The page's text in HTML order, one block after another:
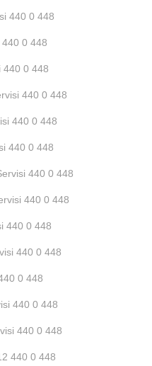
440 0 448
0 448
440 0 448
440 0 448
440 0 448
440 0 448
440 0 448
440 0 448
440 0 448
440 0 448
0 448
440 0 448
440 0 448
440 0 448